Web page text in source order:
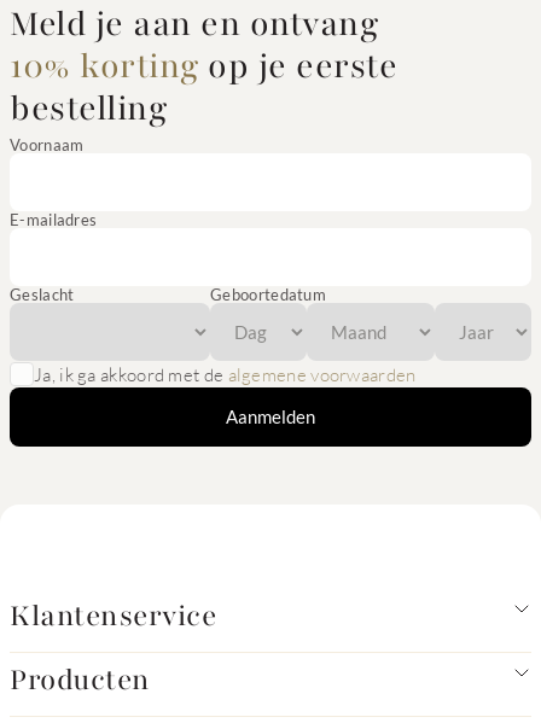
Meld je aan en ontvang
10% korting op je eerste
bestelling
Voornaam
E-mailadres
Geslacht Geboortedatum
Ja, ik ga akkoord met de algemene voorwaarden
Aanmelden
Klantenservice
Producten